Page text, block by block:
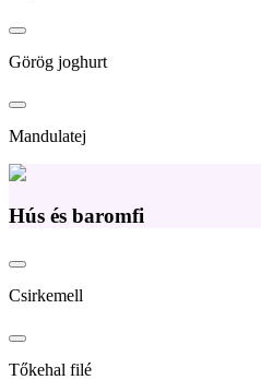
Görög joghurt
Mandulatej
Hús és baromfi
Csirkemell
Tőkehal filé